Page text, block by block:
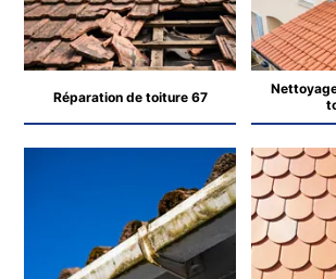
Réparation de toiture 67